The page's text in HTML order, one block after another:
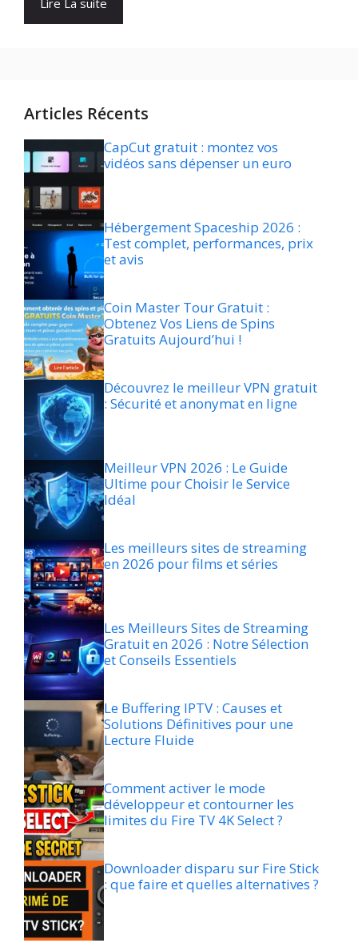
Lire La suite
Articles Récents
CapCut gratuit : montez vos
vidéos sans dépenser un euro
Hébergement Spaceship 2026 :
Test complet, performances, prix
et avis
Coin Master Tour Gratuit :
Obtenez Vos Liens de Spins
Gratuits Aujourd’hui !
Découvrez le meilleur VPN gratuit
: Sécurité et anonymat en ligne
Meilleur VPN 2026 : Le Guide
Ultime pour Choisir le Service
Idéal
Les meilleurs sites de streaming
en 2026 pour films et séries
Les Meilleurs Sites de Streaming
Gratuit en 2026 : Notre Sélection
et Conseils Essentiels
Le Buffering IPTV : Causes et
Solutions Définitives pour une
Lecture Fluide
Comment activer le mode
développeur et contourner les
limites du Fire TV 4K Select ?
Downloader disparu sur Fire Stick
: que faire et quelles alternatives ?